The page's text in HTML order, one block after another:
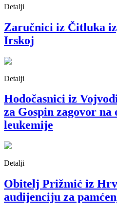
Detalji
Zaručnici iz Čitluka
Irskoj
Detalji
Hodočasnici iz
za Gospin zagovor
leukemije
Detalji
Obitelj Prižmić iz
audijenciju za